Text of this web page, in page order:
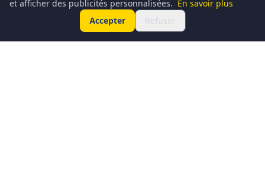
et afficher des publicités personnalisées. En savoir plus
Accepter
Refuser